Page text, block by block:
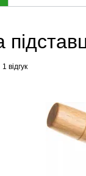
1 відгук